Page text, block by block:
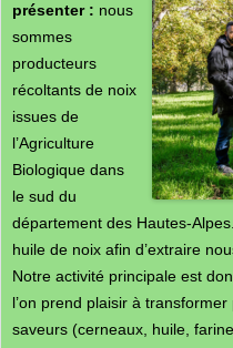
présenter : nous
sommes
producteurs
récoltants de noix
issues de
l’Agriculture
Biologique dans
le sud du
département des Hautes-
huile de noix afin d’extraire
Notre activité principale est
l’on prend plaisir à
saveurs (cerneaux, huile,